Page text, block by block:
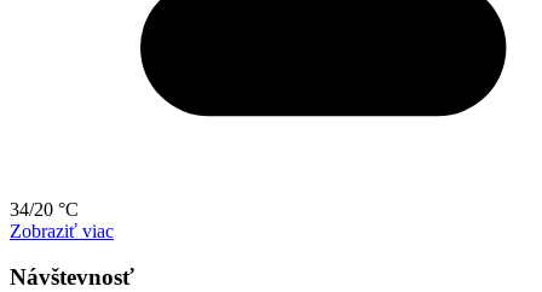
34/20 °C
Zobraziť viac
Návštevnosť